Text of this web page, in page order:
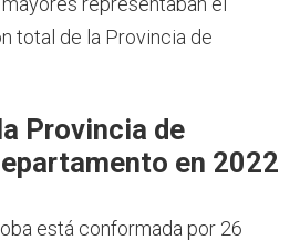
total de la Provincia de
Provincia de
en 2022
está conformada por 26